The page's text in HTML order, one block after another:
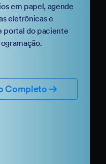
em papel, agende
eletrônicas e
portal do paciente
Completo